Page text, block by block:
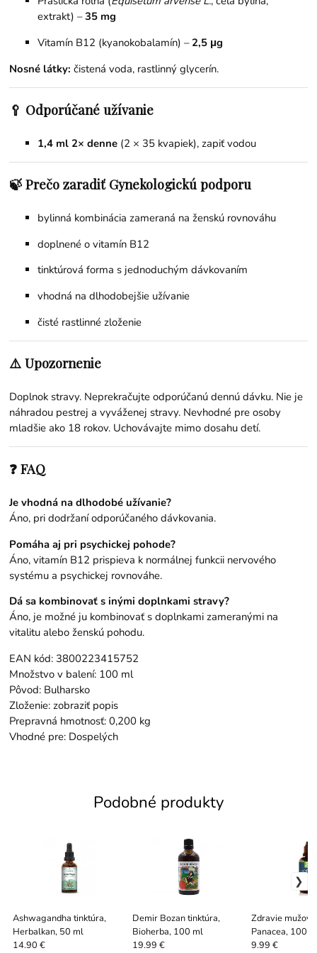
extrakt) –35 mg
Vitamín B12 (kyanokobalamín) – 2,5 μg
Nosné látky: čistená voda, rastlinný glycerín.
🥄 Odporúčané užívanie
1,4 ml 2× denne (2 × 35 kvapiek), zapiť vodou
🍃 Prečo zaradiť Gynekologickú podporu
bylinná kombinácia zameraná na ženskú rovnováhu
doplnené o vitamín B12
tinktúrová forma s jednoduchým dávkovaním
vhodná na dlhodobejšie užívanie
čisté rastlinné zloženie
⚠️ Upozornenie
Doplnok stravy. Neprekračujte odporúčanú dennú dávku. Nie je
náhradou pestrej a vyváženej stravy. Nevhodné pre osoby
mladšie ako 18 rokov. Uchovávajte mimo dosahu detí.
❓ FAQ
Je vhodná na dlhodobé užívanie?
Áno, pri dodržaní odporúčaného dávkovania.
Pomáha aj pri psychickej pohode?
Áno, vitamín B12 prispieva k normálnej funkcii nervového
systému a psychickej rovnováhe.
Dá sa kombinovať s inými doplnkami stravy?
Áno, je možné ju kombinovať s doplnkami zameranými na
vitalitu alebo ženskú pohodu.
EAN kód: 3800223415752
Množstvo v balení: 100 ml
Pôvod: Bulharsko
Zloženie: zobraziť popis
Prepravná hmotnosť: 0,200 kg
Vhodné pre: Dospelých
Podobné produkty
Ashwagandha tinktúra,
Herbalkan, 50 ml
14.90 €
Demir Bozan tinktúra,
Bioherba, 100 ml
19.99 €
Zdravie mužov
Panacea, 100
9.99 €